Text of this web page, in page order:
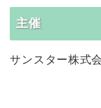
主催
サンスター株式